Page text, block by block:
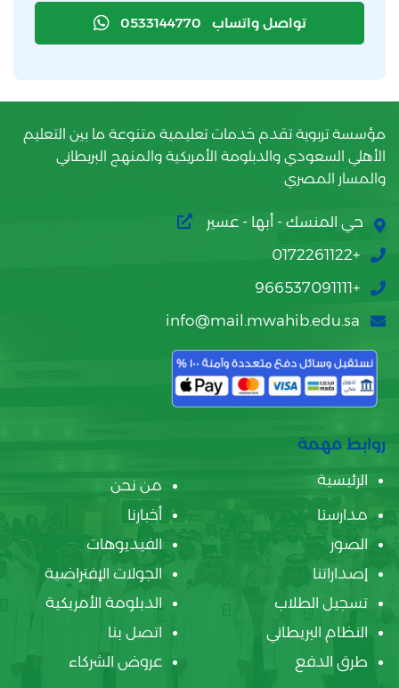
تواصل واتساب 0533144770
مؤسسة تربوية تقدم خدمات تعليمية متنوعة ما بين التعليم
الأهلي السعودي والدبلومة الأمريكية والمنهج البريطاني
والمسار المصري
حي المنسك - أبها - عسير
+0172261122
+966537091111
info@mail.mwahib.edu.sa
روابط مهمة
الرئيسية
من نحن
مدارسنا
أخبارنا
الصور
الفيديوهات
إصداراتنا
الجولات الإفتراضية
تسجيل الطلاب
الدبلومة الأمريكية
النظام البريطاني
اتصل بنا
طرق الدفع
عروض الشركاء